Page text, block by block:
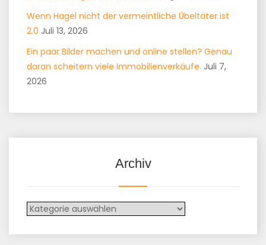
Wenn Hagel nicht der vermeintliche Übeltäter ist
2.0 Juli 13, 2026
Ein paar Bilder machen und online stellen? Genau
daran scheitern viele Immobilienverkäufe. Juli 7,
2026
Archiv